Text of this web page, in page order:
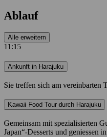
Ablauf
Alle erweitern
11:15
Ankunft in Harajuku
Sie treffen sich am vereinbarten
Kawaii Food Tour durch Harajuku
Gemeinsam mit spezialisierten
Japan“-Desserts und geniessen